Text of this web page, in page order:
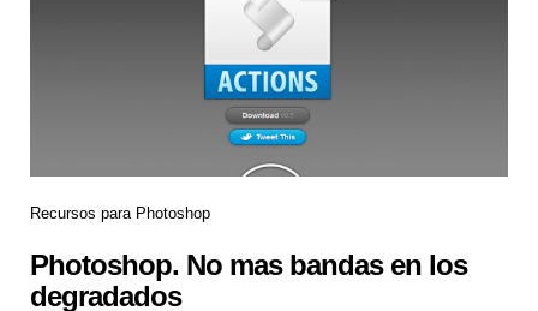
Recursos para Photoshop
Photoshop. No mas bandas en los
degradados